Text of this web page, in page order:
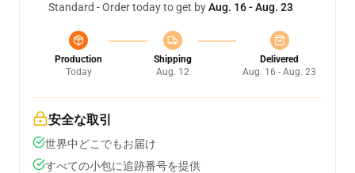
Standard - Order today to get byAug. 16 - Aug. 23
Production
Today
Shipping
Aug. 12
Delivered
Aug. 16 - Aug. 23
安全な取引
世界中どこでもお届け
すべての小包に追跡番号を提供